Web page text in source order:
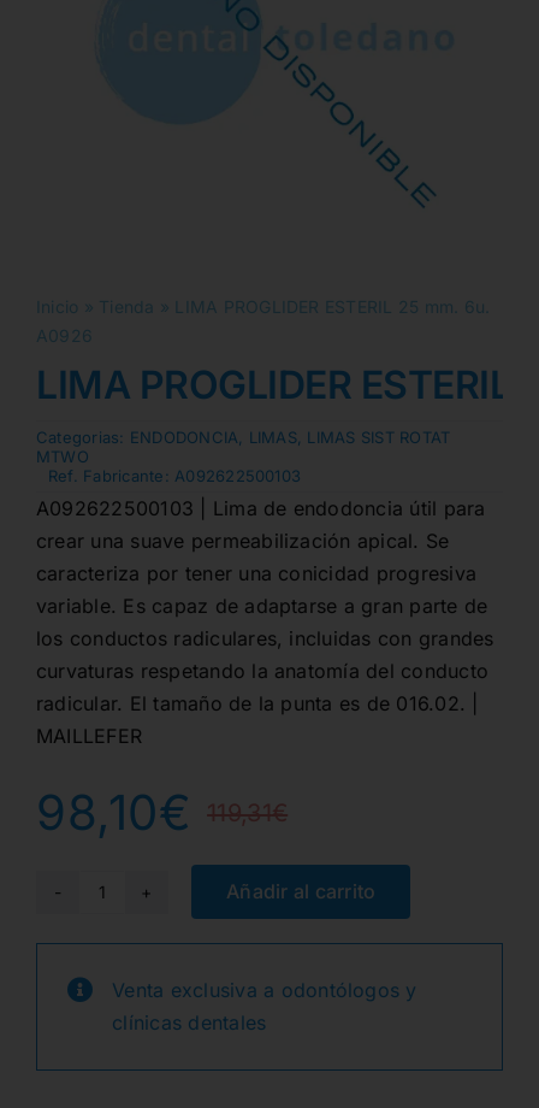
Inicio » Tienda »
LIMA PROGLIDER ESTERIL 25 mm. 6u.
A0926
LIMA PROGLIDER
Categorias: ENDODONCIA LIMAS, LIMAS SIST ROTAT
MTWO
Ref. Fabricante: A092622500103
A092622500103 | Lima de endodoncia útil para
crear una suave permeabilización apical. Se
caracteriza por tener una conicidad progresiva
variable. Es capaz de adaptarse a gran parte de
los conductos radiculares, incluidas con grandes
curvaturas respetando la anatomía del conducto
radicular. El tamaño de la punta es de 016.02. |
MAILLEFER
119,31€El
precio
original
era:
119,31€.
98,10€
El
precio
actual
es:
98,10€.
LIMA
PROGLIDER
25
mm.
6u.
Añadir al carrito
Venta exclusiva a odontólogos y
clínicas dentales